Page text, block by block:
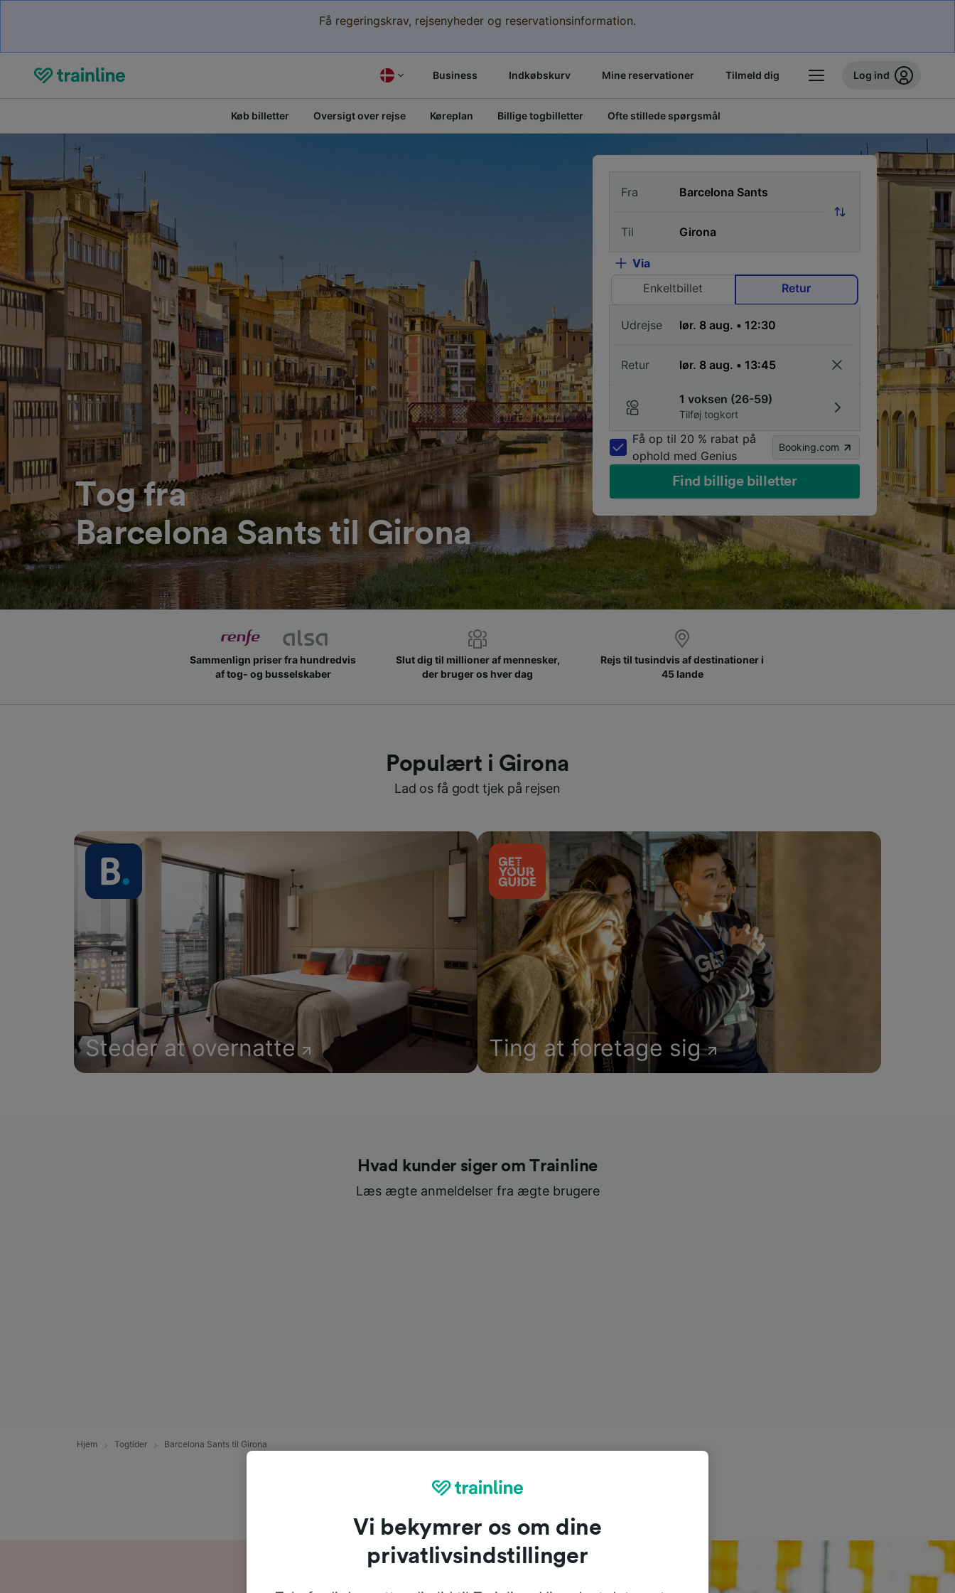
Få regeringskrav, rejsenyheder og reservationsinformation.
Business Indkøbskurv Mine reservationer Tilmeld dig Log ind
Køb billetter Oversigt over rejse Køreplan Billige togbilletter Ofte stillede spørgsmål
Tog fra
Barcelona Sants til Girona
Fra
Til
Via
Enkeltbillet
Retur
Udrejse
Retur
1 voksen (26-59)
Tilføj togkort
Få op til 20 % rabat på
ophold med Genius
Booking.com
Find billige billetter
Sammenlign priser fra hundredvis
af tog- og busselskaber
Slut dig til millioner af mennesker,
der bruger os hver dag
Rejs til tusindvis af destinationer i
45 lande
Populært i Girona
Lad os få godt tjek på rejsen
Steder at overnatte Ting at foretage sig
Hvad kunder siger om Trainline
Læs ægte anmeldelser fra ægte brugere
Hjem Togtider Barcelona Sants til Girona
Vi bekymrer os om dine
privatlivsindstillinger